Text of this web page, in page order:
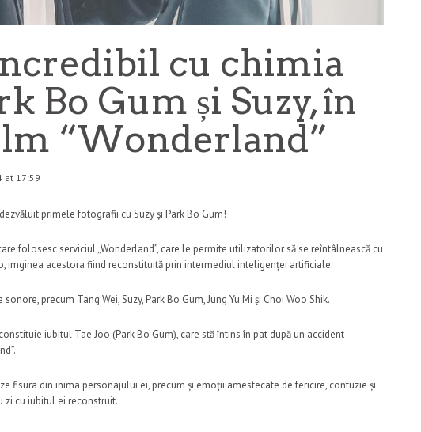
cu chimia
Bo Gum și Suzy, în
“Wonderland”
at 17:59
primele fotografii cu Suzy și Park Bo Gum!
folosesc serviciul „Wonderland”, care le permite utilizatorilor să se reîntâlnească cu
imginea acestora fiind reconstituită prin intermediul inteligenței artificiale.
precum Tang Wei, Suzy, Park Bo Gum, Jung Yu Mi și Choi Woo Shik.
iubitul Tae Joo (Park Bo Gum), care stă întins în pat după un accident
fisura din inima personajului ei, precum și emoții amestecate de fericire, confuzie și
zi cu iubitul ei reconstruit.